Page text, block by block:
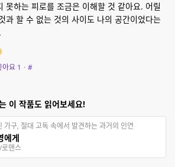
못하는 피로를 조금은 이해할 것 같아요. 어릴
과 할 수 없는 것의 사이도 나의 공간이었다는
아요 1 · #
이 작품도 읽어보세요!
가구, 절대 고독 속에서 발견하는 과거의 인연
에게
맨스